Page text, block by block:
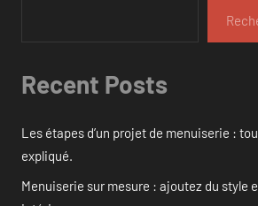
Recent Posts
Les étapes d’un projet de menuiserie :
expliqué.
Menuiserie sur mesure : ajoutez du style